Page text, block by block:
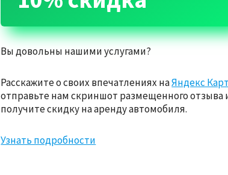
Вы довольны нашими услугами?
Расскажите о своих впечатлениях наЯндекс
отправьте нам скриншот размещенного отзыва
получите скидку на аренду автомобиля.
Узнать подробности